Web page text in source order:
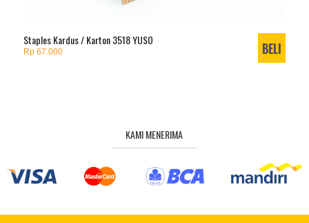
Staples Kardus / Karton 3518 YUSO
Rp 67.000
KAMI MENERIMA